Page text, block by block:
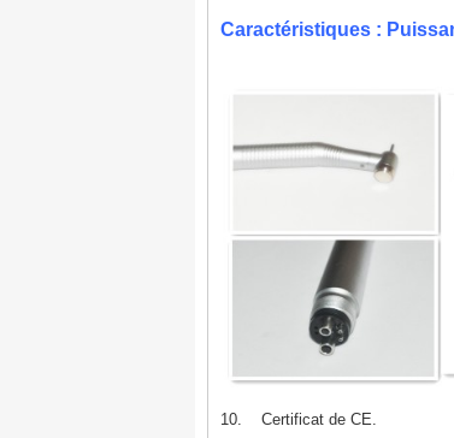
Caractéristiques :
10. Certificat de CE.